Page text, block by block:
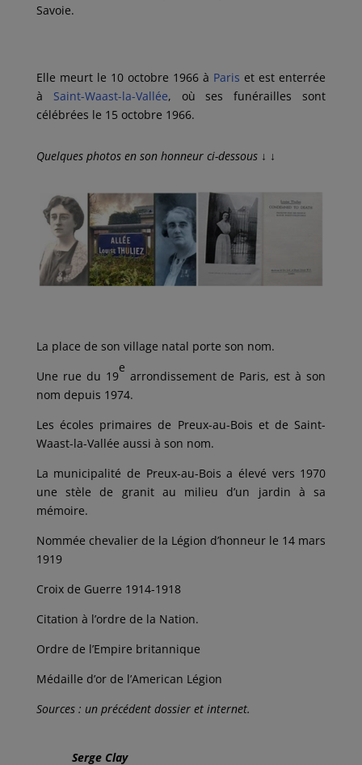
Savoie.
Elle meurt le 10 octobre 1966 à Paris et est enterrée
à Saint-Waast-la-Vallée, où ses funérailles sont
célébrées le 15 octobre 1966.
Quelques photos en son honneur ci-dessous ↓ ↓
La place de son village natal porte son nom.
Une rue du 19
e
arrondissement de Paris, est à son
nom depuis 1974.
Les écoles primaires de Preux-au-Bois et de Saint-
Waast-la-Vallée aussi à son nom.
La municipalité de Preux-au-Bois a élevé vers 1970
une stèle de granit au milieu d’un jardin à sa
mémoire.
Nommée chevalier de la Légion d’honneur le 14 mars
1919
Croix de Guerre 1914-1918
Citation à l’ordre de la Nation.
Ordre de l’Empire britannique
Médaille d’or de l’American Légion
Sources : un précédent dossier et internet.
Serge Clay